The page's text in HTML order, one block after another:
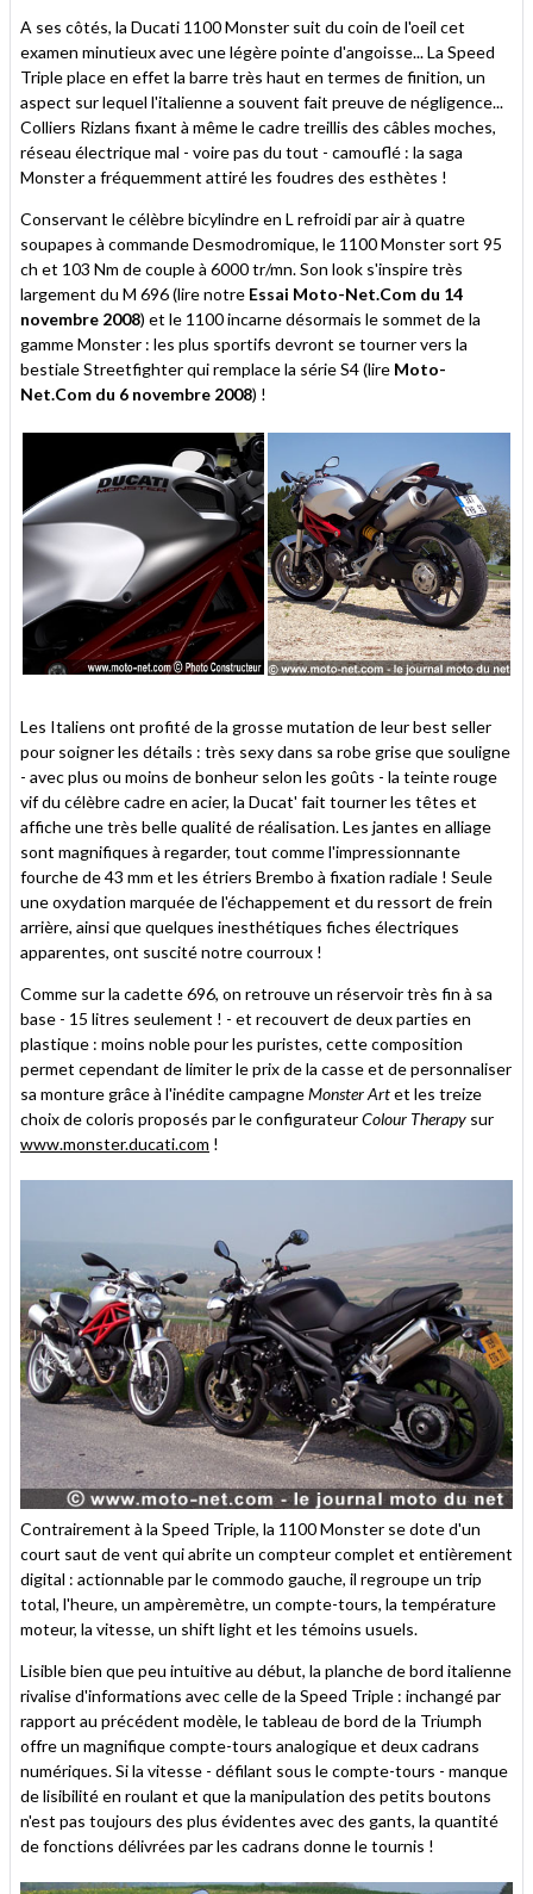
A ses côtés, la Ducati 1100 Monster suit du coin de l'oeil cet
examen minutieux avec une légère pointe d'angoisse... La Speed
Triple place en effet la barre très haut en termes de finition, un
aspect sur lequel l'italienne a souvent fait preuve de négligence...
Colliers Rizlans fixant à même le cadre treillis des câbles moches,
réseau électrique mal - voire pas du tout - camouflé : la saga
Monster a fréquemment attiré les foudres des esthètes !
Conservant le célèbre bicylindre en L refroidi par air à quatre
soupapes à commande Desmodromique, le 1100 Monster sort 95
ch et 103 Nm de couple à 6000 tr/mn. Son look s'inspire très
largement du M 696 (lire notre Essai Moto-Net.Com du 14
novembre 2008) et le 1100 incarne désormais le sommet de la
gamme Monster : les plus sportifs devront se tourner vers la
bestiale Streetfighter qui remplace la série S4 (lire Moto-
Net.Com du 6 novembre 2008) !
Les Italiens ont profité de la grosse mutation de leur best seller
pour soigner les détails : très sexy dans sa robe grise que souligne
- avec plus ou moins de bonheur selon les goûts - la teinte rouge
vif du célèbre cadre en acier, la Ducat' fait tourner les têtes et
affiche une très belle qualité de réalisation. Les jantes en alliage
sont magnifiques à regarder, tout comme l'impressionnante
fourche de 43 mm et les étriers Brembo à fixation radiale ! Seule
une oxydation marquée de l'échappement et du ressort de frein
arrière, ainsi que quelques inesthétiques fiches électriques
apparentes, ont suscité notre courroux !
Comme sur la cadette 696, on retrouve un réservoir très fin à sa
base - 15 litres seulement ! - et recouvert de deux parties en
plastique : moins noble pour les puristes, cette composition
permet cependant de limiter le prix de la casse et de personnaliser
sa monture grâce à l'inédite campagneMonster Artet les treize
choix de coloris proposés par le configurateurColour Therapy sur
www.monster.ducati.com !
Contrairement à la Speed Triple, la 1100 Monster se dote d'un
court saut de vent qui abrite un compteur complet et entièrement
digital : actionnable par le commodo gauche, il regroupe un trip
total, l'heure, un ampèremètre, un compte-tours, la température
moteur, la vitesse, un shift light et les témoins usuels.
Lisible bien que peu intuitive au début, la planche de bord italienne
rivalise d'informations avec celle de la Speed Triple : inchangé par
rapport au précédent modèle, le tableau de bord de la Triumph
offre un magnifique compte-tours analogique et deux cadrans
numériques. Si la vitesse - défilant sous le compte-tours - manque
de lisibilité en roulant et que la manipulation des petits boutons
n'est pas toujours des plus évidentes avec des gants, la quantité
de fonctions délivrées par les cadrans donne le tournis !